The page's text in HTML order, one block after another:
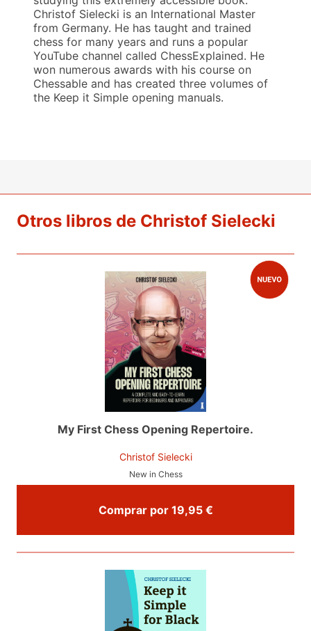
Christof Sielecki is an International Master
from Germany. He has taught and trained
chess for many years and runs a popular
YouTube channel called ChessExplained. He
won numerous awards with his course on
Chessable and has created three volumes of
the Keep it Simple opening manuals.
Otros libros de Christof Sielecki
My First Chess Opening Repertoire.
Christof Sielecki
New in Chess
Comprar por 19,95 €